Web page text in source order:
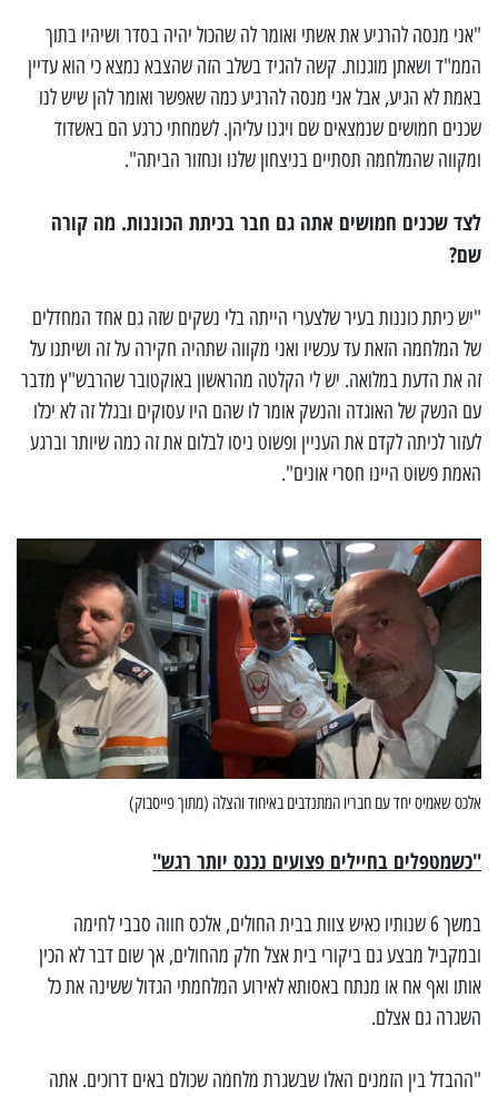
"אני מנסה להרגיע את אשתי ואומר לה שהכול יהיה בסדר ושיהיו בתוך
הממ"ד ושאתן מוגנות. קשה להגיד בשלב הזה שהצבא נמצא כי הוא עדיין
באמת לא הגיע, אבל אני מנסה להרגיע כמה שאפשר ואומר להן שיש לנו
שכנים חמושים שנמצאים שם ויגנו עליהן. לשמחתי כרגע הם באשדוד
ומקווה שהמלחמה תסתיים בניצחון שלנו ונחזור הביתה".
לצד שכנים חמושים אתה גם חבר בכיתת הכוננות. מה קורה
שם?
"יש כיתת כוננות בעיר שלצערי הייתה בלי נשקים שזה גם אחד המחדלים
של המלחמה הזאת עד עכשיו ואני מקווה שתהיה חקירה על זה ושיתנו על
זה את הדעת במלואה. יש לי הקלטה מהראשון באוקטובר שהרבש"ץ מדבר
עם הנשק של האוגדה והנשק אומר לו שהם היו עסוקים ובגלל זה לא יכלו
לעזור לכיתה לקדם את העניין ופשוט ניסו לבלום את זה כמה שיותר וברגע
האמת פשוט היינו חסרי אונים".
אלכס שאמיס יחד עם חבריו המתנדבים באיחוד והצלה (מתוך פייסבוק)
"כשמטפלים בחיילים פצועים נכנס יותר רגש"
במשך 6 שנותיו כאיש צוות בבית החולים, אלכס חווה סבבי לחימה
ובמקביל מבצע גם ביקורי בית אצל חלק מהחולים, אך שום דבר לא הכין
אותו ואף אח או מנתח באסותא לאירוע המלחמתי הגדול ששינה את כל
השגרה גם אצלם.
"ההבדל בין הזמנים האלו שבשגרת מלחמה שכולם באים דרוכים. אתה